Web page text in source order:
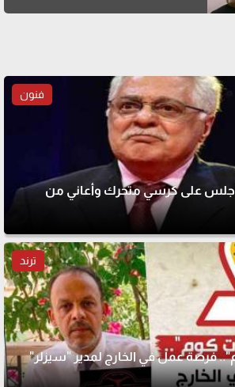
فنون
أجلس على كرسي متحرك وأعاني من
ترند
فرصة عمل في الخارج لمدير "سيزلر"